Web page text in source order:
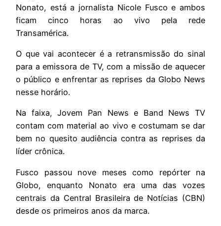
Nonato, está a jornalista Nicole Fusco e ambos
ficam cinco horas ao vivo pela rede
Transamérica.
O que vai acontecer é a retransmissão do sinal
para a emissora de TV, com a missão de aquecer
o público e enfrentar as reprises da Globo News
nesse horário.
Na faixa, Jovem Pan News e Band News TV
contam com material ao vivo e costumam se dar
bem no quesito audiência contra as reprises da
líder crônica.
Fusco passou nove meses como repórter na
Globo, enquanto Nonato era uma das vozes
centrais da Central Brasileira de Notícias (CBN)
desde os primeiros anos da marca.